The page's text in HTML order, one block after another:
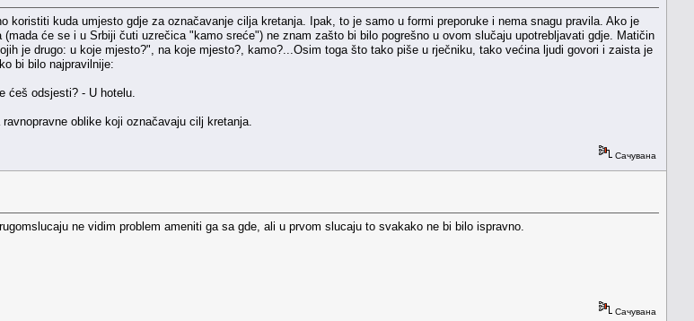
koristiti kuda umjesto gdje za označavanje cilja kretanja. Ipak, to je samo u formi preporuke i nema snagu pravila. Ako je
će se i u Srbiji čuti uzrečica "kamo sreće") ne znam zašto bi bilo pogrešno u ovom slučaju upotrebljavati gdje. Matičin
je drugo: u koje mjesto?", na koje mjesto?, kamo?...Osim toga što tako piše u rječniku, tako većina ljudi govori i zaista je
bi bilo najpravilnije:
ćeš odsjesti? - U hotelu.
oblike koji označavaju cilj kretanja.
Сачувана
ne vidim problem ameniti ga sa gde, ali u prvom slucaju to svakako ne bi bilo ispravno.
Сачувана